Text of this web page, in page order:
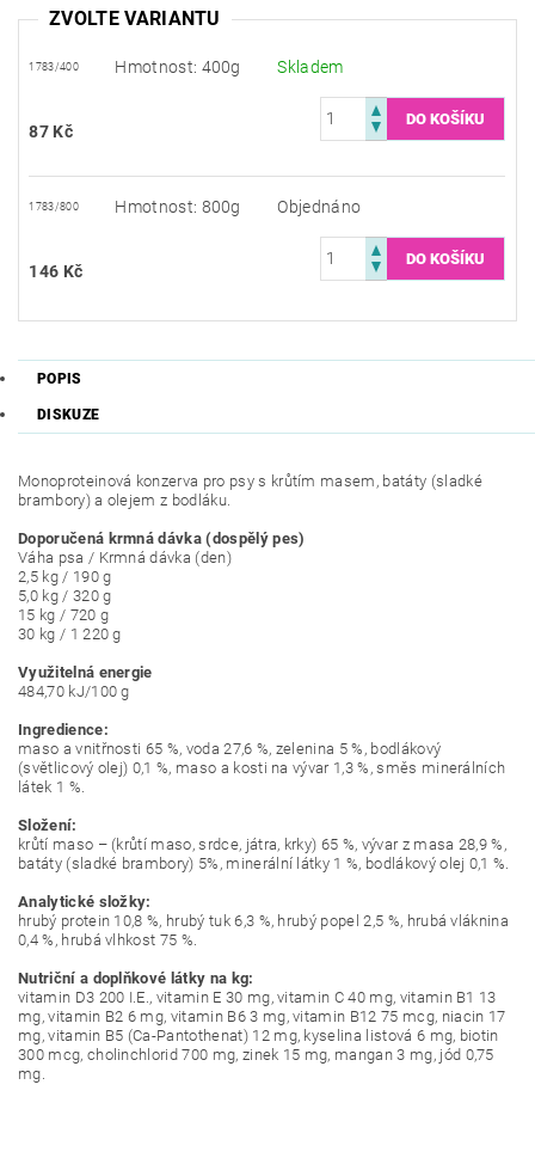
ZVOLTE VARIANTU
1783/400 Hmotnost: 400g Skladem
87 Kč
1783/800 Hmotnost: 800g Objednáno
146 Kč
POPIS
DISKUZE
Monoproteinová konzerva pro psy s krůtím masem, batáty (sladké
brambory) a olejem z bodláku.
Doporučená krmná dávka (dospělý pes)
Váha psa / Krmná dávka (den)
2,5 kg / 190 g
5,0 kg / 320 g
15 kg / 720 g
30 kg / 1 220 g
Využitelná energie
484,70 kJ/100 g
Ingredience:
maso a vnitřnosti 65 %, voda 27,6 %, zelenina 5 %, bodlákový
(světlicový olej) 0,1 %, maso a kosti na vývar 1,3 %, směs minerálních
látek 1 %.
Složení:
krůtí maso – (krůtí maso, srdce, játra, krky) 65 %, vývar z masa 28,9 %,
batáty (sladké brambory) 5%, minerální látky 1 %, bodlákový olej 0,1 %.
Analytické složky:
hrubý protein 10,8 %, hrubý tuk 6,3 %, hrubý popel 2,5 %, hrubá vláknina
0,4 %, hrubá vlhkost 75 %.
Nutriční a doplňkové látky na kg:
vitamin D3 200 I.E., vitamin E 30 mg, vitamin C 40 mg, vitamin B1 13
mg, vitamin B2 6 mg, vitamin B6 3 mg, vitamin B12 75 mcg, niacin 17
mg, vitamin B5 (Ca-Pantothenat) 12 mg, kyselina listová 6 mg, biotin
300 mcg, cholinchlorid 700 mg, zinek 15 mg, mangan 3 mg, jód 0,75
mg.